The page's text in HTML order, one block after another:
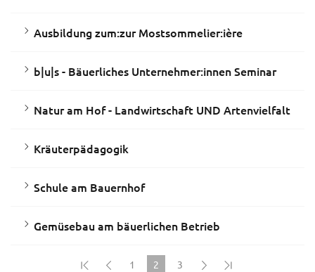
Ausbildung zum:zur Mostsommelier:ière
b|u|s - Bäuerliches Unternehmer:innen Seminar
Natur am Hof - Landwirtschaft UND Artenvielfalt
Kräuterpädagogik
Schule am Bauernhof
Gemüsebau am bäuerlichen Betrieb
1
2
3